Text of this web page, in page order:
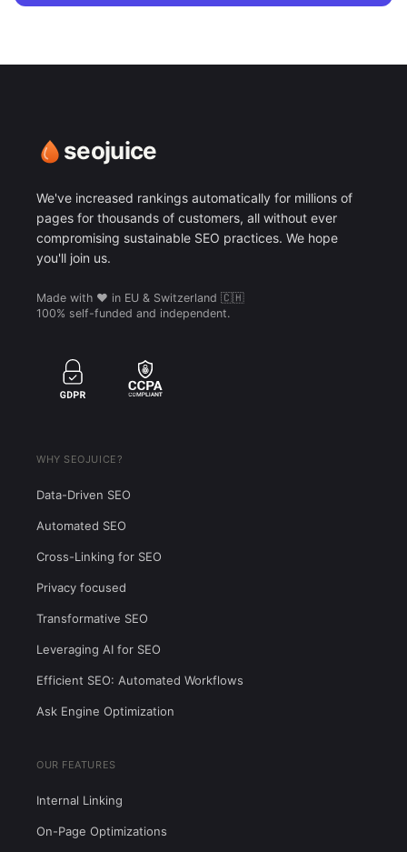
seojuice
We've increased rankings automatically for millions of
pages for thousands of customers, all without ever
compromising sustainable SEO practices. We hope
you'll join us.
Made with ❤️ in EU & Switzerland 🇨🇭
100% self-funded and independent.
WHY SEOJUICE?
Data-Driven SEO
Automated SEO
Cross-Linking for SEO
Privacy focused
Transformative SEO
Leveraging AI for SEO
Efficient SEO: Automated Workflows
Ask Engine Optimization
OUR FEATURES
Internal Linking
On-Page Optimizations